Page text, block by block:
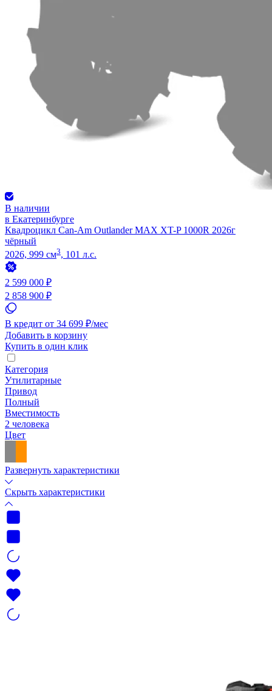
В наличии
в Екатеринбурге
Квадроцикл Can-Am Outlander MAX XT-P 1000R 2026г
чёрный
2026, 999 см3, 101 л.с.
2 599 000 ₽
2 858 900 ₽
В кредит от 34 699 ₽/мес
Добавить в корзину
Купить в один клик
Категория
Утилитарные
Привод
Полный
Вместимость
2 человека
Цвет
Развернуть характеристики
Скрыть характеристики